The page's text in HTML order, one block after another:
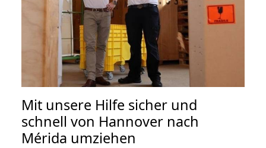
Mit unsere Hilfe sicher und
schnell von Hannover nach
Mérida umziehen